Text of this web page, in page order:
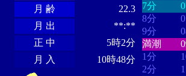
月 齢
22.3
月 出
**:**
正 中
5時2分
月 入
10時48分
7分
8分
9分
満潮
1分
2分